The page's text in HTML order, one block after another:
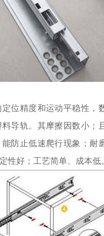
位精度和运动平稳性，
导轨。其摩擦因数小；
防止低速爬行现象；耐
性好；工艺简单、成本低